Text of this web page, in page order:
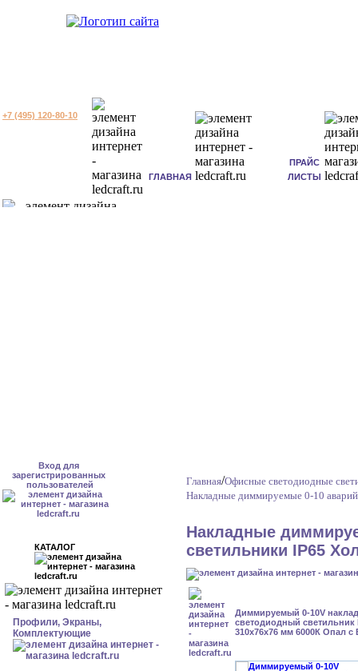
+7 (495) 120-80-10
ГЛАВНАЯ
ПРАЙС
ЛИСТЫ
Вход для
зарегистрированных
пользователей
КАТАЛОГ
Профили, Экраны,
Комплектующие
Главная/Офисные светодиодные
Накладные диммируемые 0-10
Накладные
светильники IP65
Диммируемый 0-10V
светодиодный светильник
310x76x76 мм 6000К Опал с